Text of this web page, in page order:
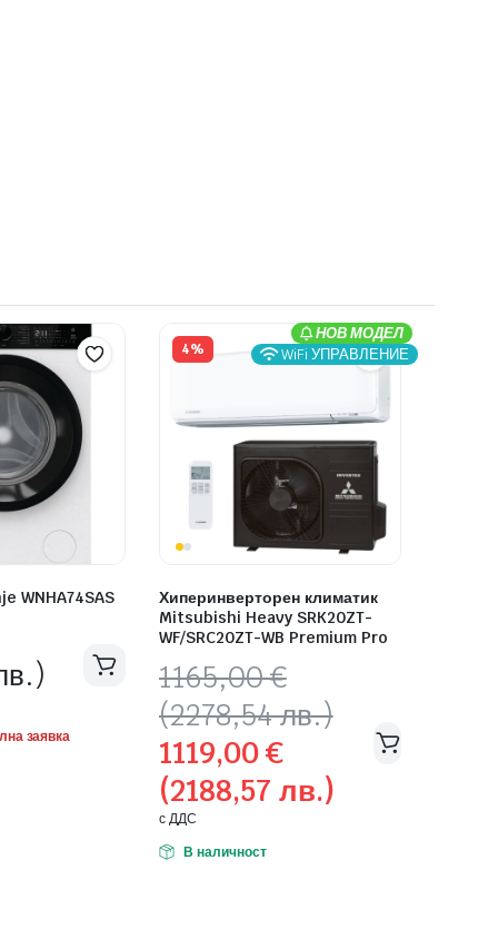
WNHA74SAS
заявка
4%
Хиперинверторен климатик
Mitsubishi Heavy SRK20ZT-
WF/SRC20ZT-WB Premium Pro
1165,00€
(2278,54 лв.)
Original
price
was:
1165,00 €
(2278,54
лв.).
1119,00€
(2188,57 лв.)
Текущата
цена
е:
1119,00 €
(2188,57
лв.).
с ДДС
В наличност
НОВ МОДЕЛ
WiFi УПРАВЛЕНИЕ